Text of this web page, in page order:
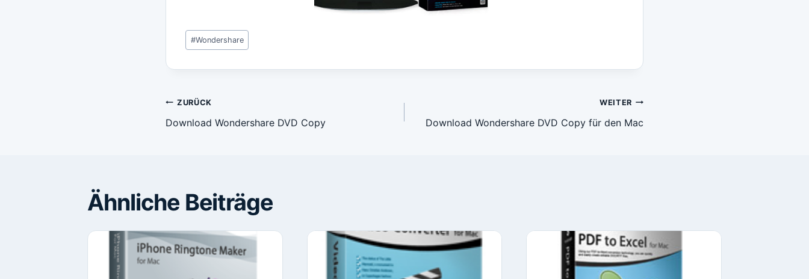
Schlagworte:
#Wondershare
Beitragsnavigation
ZURÜCK
Download Wondershare DVD Copy
WEITER
Download Wondershare DVD Copy für den Mac
Ähnliche Beiträge